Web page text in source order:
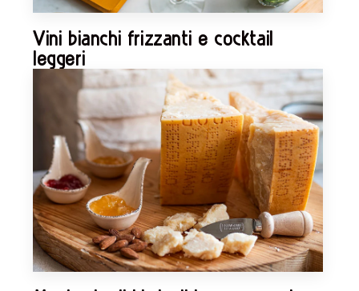
Vini bianchi frizzanti e cocktail
leggeri